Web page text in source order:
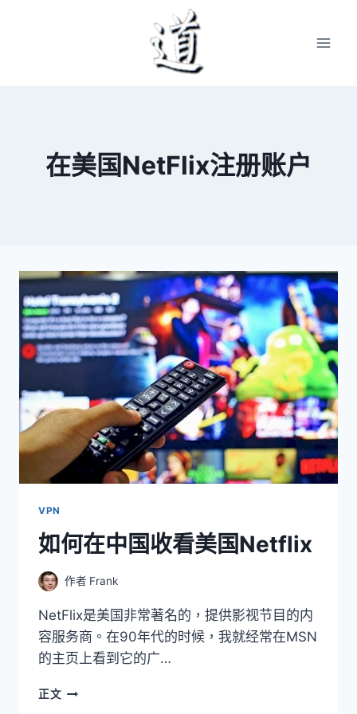
在美国NetFlix注册账户
VPN
如何在中国收看美国Netflix
作者 Frank
NetFlix是美国非常著名的，提供影视节目的内
容服务商。在90年代的时候，我就经常在MSN
的主页上看到它的广…
正文如